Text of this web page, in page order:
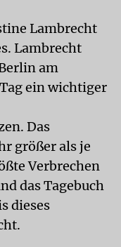
Lambrecht
Lambrecht
am
ein wichtiger
Das
größer als je
Verbrechen
das Tagebuch
dieses